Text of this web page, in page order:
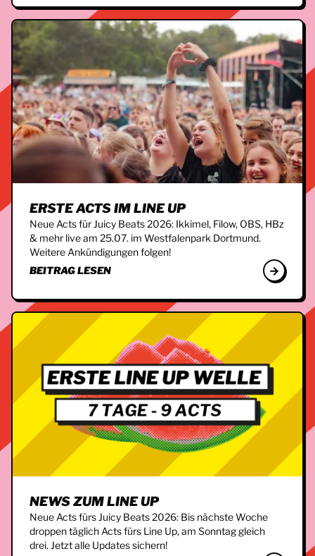
ERSTE ACTS IM LINE UP
Neue Acts für Juicy Beats 2026: Ikkimel, Filow, OBS, HBz
& mehr live am 25.07. im Westfalenpark Dortmund.
Weitere Ankündigungen folgen!
BEITRAG LESEN
NEWS ZUM LINE UP
Neue Acts fürs Juicy Beats 2026: Bis nächste Woche
droppen täglich Acts fürs Line Up, am Sonntag gleich
drei. Jetzt alle Updates sichern!